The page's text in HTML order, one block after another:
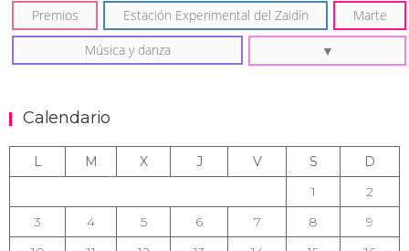
Premios Estación Experimental del Zaidín Marte
Música y danza
Calendario
L M X J V S
D
1
2
3
4 5 6 7 8
9